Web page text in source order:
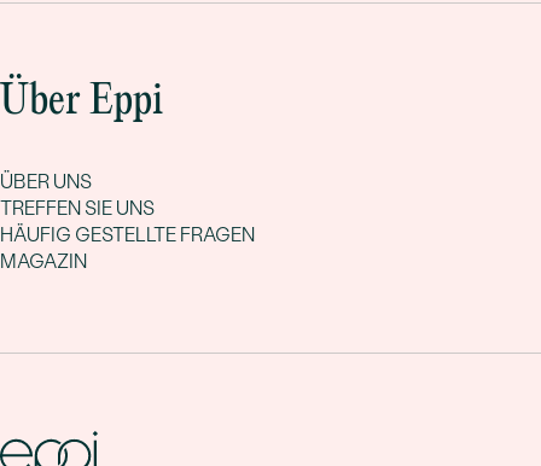
Über Eppi
ÜBER UNS
TREFFEN SIE UNS
HÄUFIG GESTELLTE FRAGEN
MAGAZIN